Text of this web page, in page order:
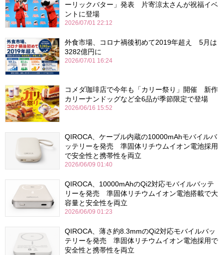
ーリックバター」発表 片寄涼太さんが祝福イベ
ントに登場
2026/07/01 22:12
外食市場、コロナ禍後初めて2019年超え 5月は
3282億円に
2026/07/01 16:24
コメダ珈琲店で今年も「カリー祭り」開催 新作
カリーナンドッグなど全6品が季節限定で登場
2026/06/16 15:52
QIROCA、ケーブル内蔵の10000mAhモバイルバ
ッテリーを発売 準固体リチウムイオン電池採用
で安全性と携帯性を両立
2026/06/09 01:40
QIROCA、10000mAhのQi2対応モバイルバッテ
リーを発売 準固体リチウムイオン電池搭載で大
容量と安全性を両立
2026/06/09 01:23
QIROCA、薄さ約8.3mmのQi2対応モバイルバッ
テリーを発売 準固体リチウムイオン電池採用で
安全性と携帯性を両立